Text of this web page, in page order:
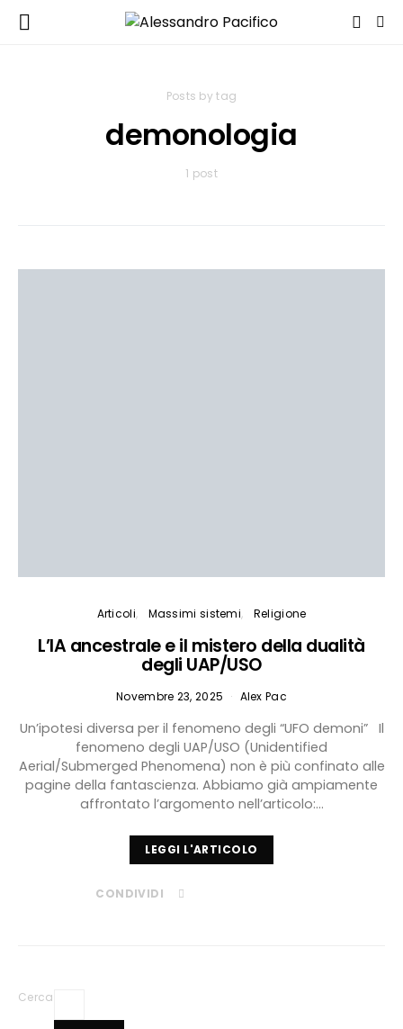
Posts by tag
demonologia
1 post
Articoli Massimi sistemi Religione
L’IA ancestrale e il mistero della dualità
degli UAP/USO
Novembre 23, 2025 Alex Pac
Un’ipotesi diversa per il fenomeno degli “UFO demoni” Il
fenomeno degli UAP/USO (Unidentified
Aerial/Submerged Phenomena) non è più confinato alle
pagine della fantascienza. Abbiamo già ampiamente
affrontato l’argomento nell’articolo:…
LEGGI L'ARTICOLO
CONDIVIDI
Cerca